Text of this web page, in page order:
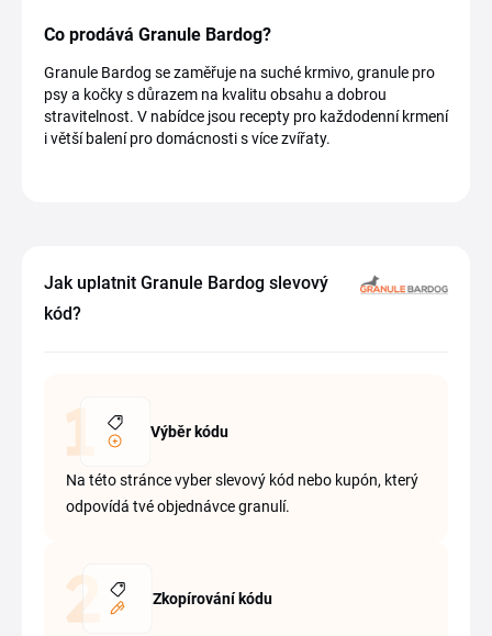
Co prodává Granule Bardog?
Granule Bardog se zaměřuje na suché krmivo, granule pro
psy a kočky s důrazem na kvalitu obsahu a dobrou
stravitelnost. V nabídce jsou recepty pro každodenní krmení
i větší balení pro domácnosti s více zvířaty.
Jak uplatnit Granule Bardog slevový
kód?
Výběr kódu
Na této stránce vyber slevový kód nebo kupón, který
odpovídá tvé objednávce granulí.
Zkopírování kódu